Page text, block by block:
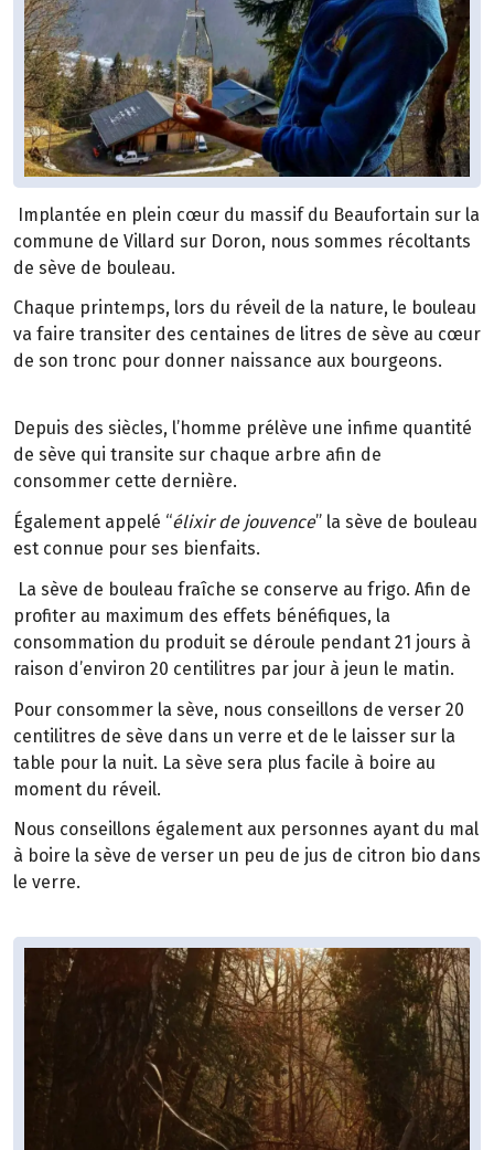
Implantée en plein cœur du massif du Beaufortain sur la
commune de Villard sur Doron, nous sommes récoltants
de sève de bouleau.
Chaque printemps, lors du réveil de la nature, le bouleau
va faire transiter des centaines de litres de sève au cœur
de son tronc pour donner naissance aux bourgeons.
Depuis des siècles, l’homme prélève une infime quantité
de sève qui transite sur chaque arbre afin de
consommer cette dernière.
Également appelé “élixir de jouvence” la sève de bouleau
est connue pour ses bienfaits.
La sève de bouleau fraîche se conserve au frigo. Afin de
profiter au maximum des effets bénéfiques, la
consommation du produit se déroule pendant 21 jours à
raison d’environ 20 centilitres par jour à jeun le matin.
Pour consommer la sève, nous conseillons de verser 20
centilitres de sève dans un verre et de le laisser sur la
table pour la nuit. La sève sera plus facile à boire au
moment du réveil.
Nous conseillons également aux personnes ayant du mal
à boire la sève de verser un peu de jus de citron bio dans
le verre.